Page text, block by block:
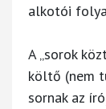
alkotói
A „sorok
költő (nem
sornak az